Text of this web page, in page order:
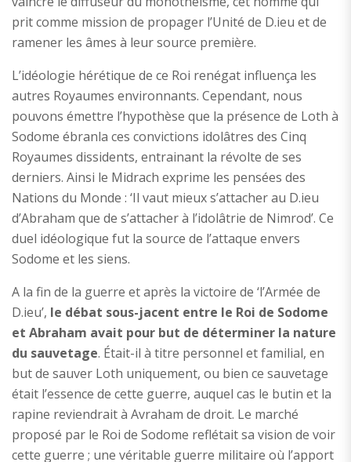
prit comme mission de propager l’Unité de D.ieu et de
ramener les âmes à leur source première.
L’idéologie hérétique de ce Roi renégat influença les
autres Royaumes environnants. Cependant, nous
pouvons émettre l’hypothèse que la présence de Loth à
Sodome ébranla ces convictions idolâtres des Cinq
Royaumes dissidents, entrainant la révolte de ses
derniers. Ainsi le Midrach exprime les pensées des
Nations du Monde : ‘Il vaut mieux s’attacher au D.ieu
d’Abraham que de s’attacher à l’idolâtrie de Nimrod’. Ce
duel idéologique fut la source de l’attaque envers
Sodome et les siens.
A la fin de la guerre et après la victoire de ‘l’Armée de
D.ieu’, le débat sous-jacent entre le Roi de Sodome
et Abraham avait pour but de déterminer la nature
du sauvetage. Était-il à titre personnel et familial, en
but de sauver Loth uniquement, ou bien ce sauvetage
était l’essence de cette guerre, auquel cas le butin et la
rapine reviendrait à Avraham de droit. Le marché
proposé par le Roi de Sodome reflétait sa vision de voir
cette guerre ; une véritable guerre militaire où l’apport